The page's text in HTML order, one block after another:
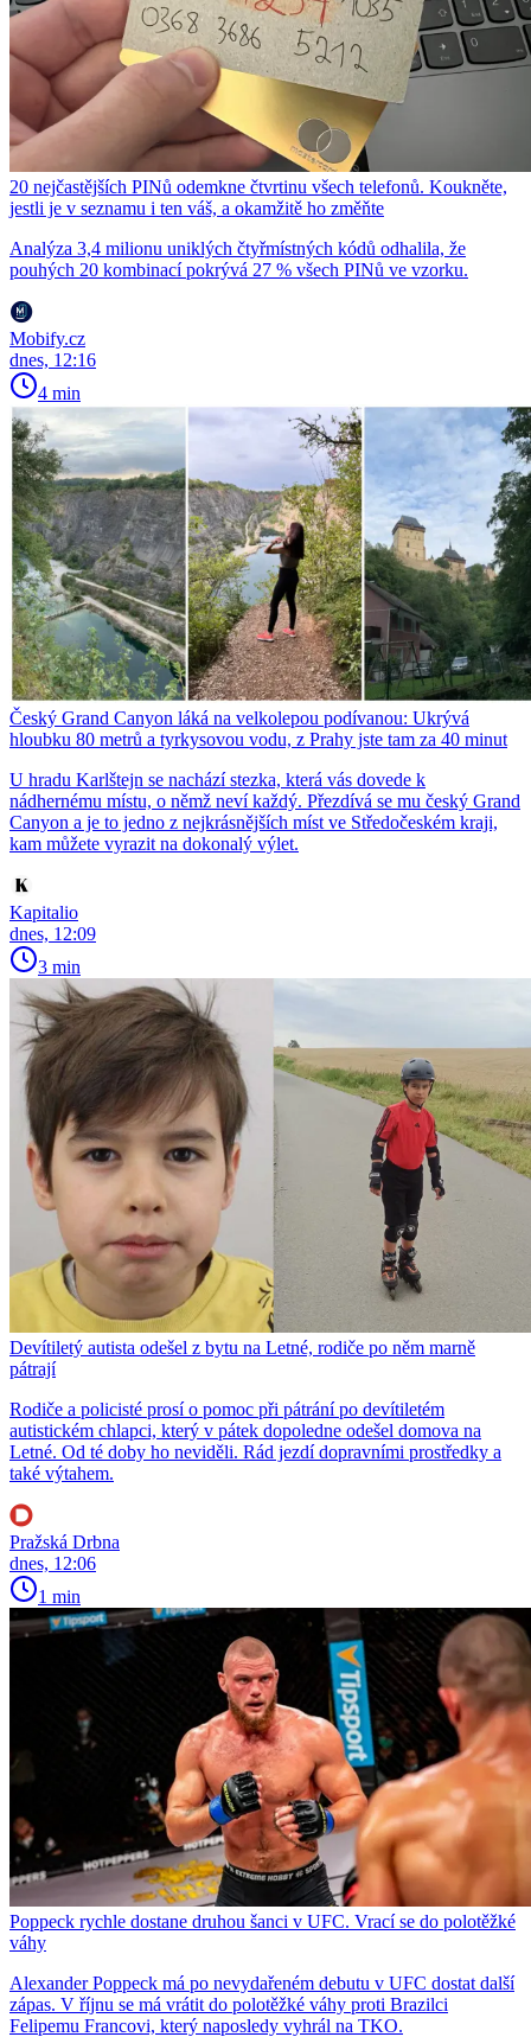
20 nejčastějších PINů odemkne čtvrtinu všech telefonů. Koukněte,
jestli je v seznamu i ten váš, a okamžitě ho změňte
Analýza 3,4 milionu uniklých čtyřmístných kódů odhalila, že
pouhých 20 kombinací pokrývá 27 % všech PINů ve vzorku.
Mobify.cz
dnes, 12:16
4 min
Český Grand Canyon láká na velkolepou podívanou: Ukrývá
hloubku 80 metrů a tyrkysovou vodu, z Prahy jste tam za 40 minut
U hradu Karlštejn se nachází stezka, která vás dovede k
nádhernému místu, o němž neví každý. Přezdívá se mu český Grand
Canyon a je to jedno z nejkrásnějších míst ve Středočeském kraji,
kam můžete vyrazit na dokonalý výlet.
Kapitalio
dnes, 12:09
3 min
Devítiletý autista odešel z bytu na Letné, rodiče po něm marně
pátrají
Rodiče a policisté prosí o pomoc při pátrání po devítiletém
autistickém chlapci, který v pátek dopoledne odešel domova na
Letné. Od té doby ho neviděli. Rád jezdí dopravními prostředky a
také výtahem.
Pražská Drbna
dnes, 12:06
1 min
Poppeck rychle dostane druhou šanci v UFC. Vrací se do polotěžké
váhy
Alexander Poppeck má po nevydařeném debutu v UFC dostat další
zápas. V říjnu se má vrátit do polotěžké váhy proti Brazilci
Felipemu Francovi, který naposledy vyhrál na TKO.